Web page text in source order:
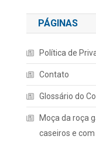
PÁGINAS
Política de
Contato
Glossário do
Moça da roça
caseiros e